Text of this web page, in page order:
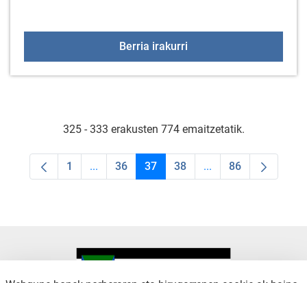
Berria irakurri
325 - 333 erakusten 774 emaitzetatik.
Orrialdea
1 ...Intermediate Pages Use TAB to navigate.
Orrialdea
36 Orrialdea
37 Orrialdea
38 ...Intermediate Pages
Orrialdea
86